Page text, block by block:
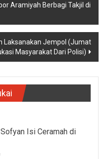
Aramiyah Berbagi Takjil di
Laksanakan Jempol (Jumat
Masyarakat Dari Polisi)
Isi Ceramah di